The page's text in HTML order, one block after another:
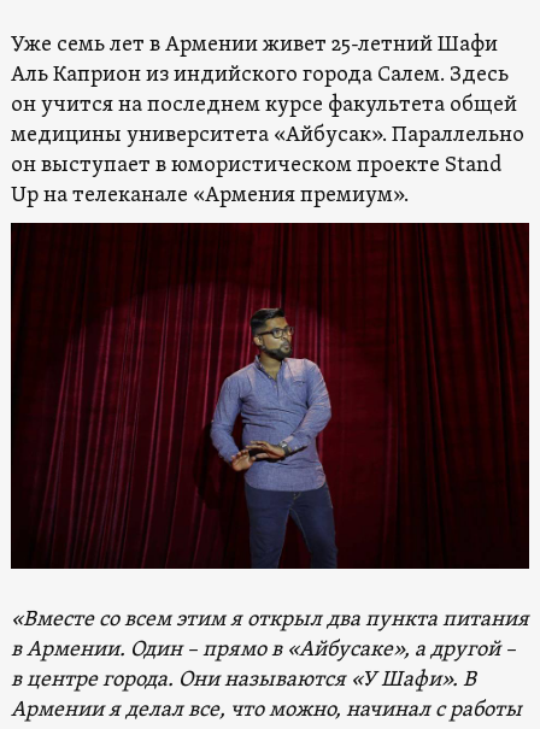
Уже семь лет в Армении живет 25-летний Шафи
Аль Каприон из индийского города Салем. Здесь
он учится на последнем курсе факультета общей
медицины университета «Айбусак». Параллельно
он выступает в юмористическом проекте Stand
Up на телеканале «Армения премиум».
«Вместе со всем этим я открыл два пункта питания
в Армении. Один – прямо в «Айбусаке», а другой –
в центре города. Они называются «У Шафи». В
Армении я делал все, что можно, начинал с работы